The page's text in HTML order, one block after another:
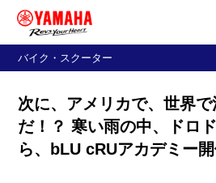
バイク・スクーター
次に、アメリカで、世界で
だ！？ 寒い雨の中、ドロ
ら、bLU cRUアカデミー